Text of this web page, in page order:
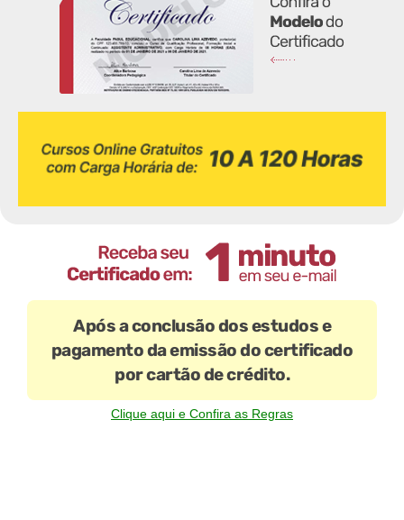
Após a conclusão dos estudos e
pagamento da emissão do certificado
por cartão de crédito.
Clique aqui e Confira as Regras